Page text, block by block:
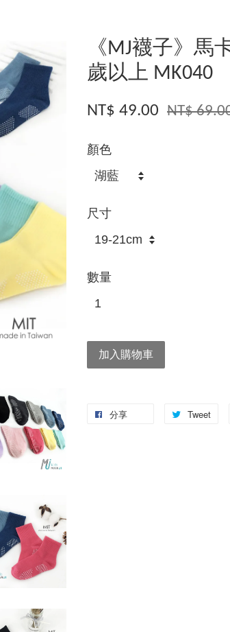
《MJ襪子》馬
歲以上 MK040
NT$ 49.00 NT$
顏色
尺寸
數量
加入購物車
分享 Tweet